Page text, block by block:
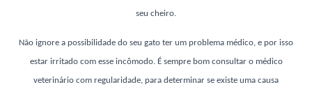
seu cheiro.
Não ignore a possibilidade do seu gato ter um problema médico, e por isso
estar irritado com esse incômodo. É sempre bom consultar o médico
veterinário com regularidade, para determinar se existe uma causa